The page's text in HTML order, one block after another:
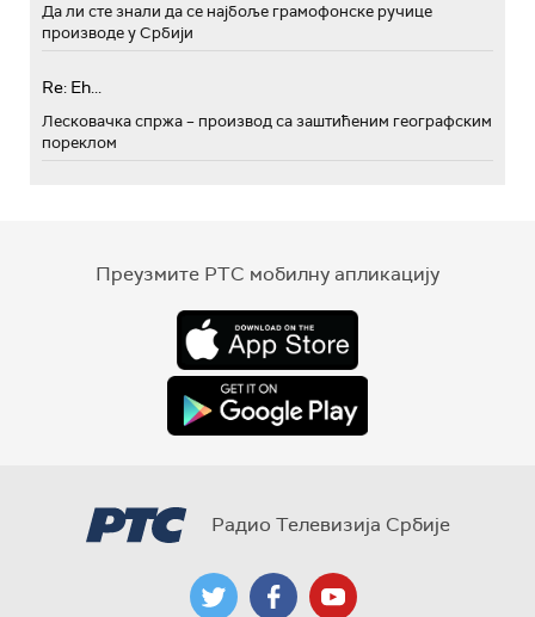
Да ли сте знали да се најбоље грамофонске ручице
производе у Србији
Re: Eh...
Лесковачка спржа – производ са заштићеним географским
пореклом
Преузмите РТС мобилну апликацију
Радио Телевизија Србије